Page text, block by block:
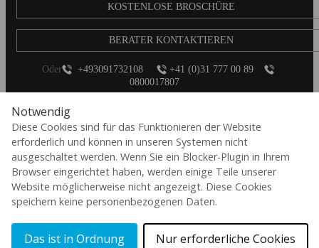
Notwendig
Diese Cookies sind für das Funktionieren der Website
erforderlich und können in unseren Systemen nicht
ausgeschaltet werden. Wenn Sie ein Blocker-Plugin in Ihrem
Browser eingerichtet haben, werden einige Teile unserer
Website möglicherweise nicht angezeigt. Diese Cookies
speichern keine personenbezogenen Daten.
Das ist in Ordnung Nur erforderliche Cookies
KOSTENLOSE BROSCHÜRE
BERATER KONTAKTIEREN
Oder +493091732108
+41 (0)31 777 00 89
0800017807
de
© 2026 Aspect International Language Academies Ltd, Reg No: 2162156 / VAT
No: 152088224 / Reg office: 5 Bloomsbury Place, London, England, WC1A 2QP